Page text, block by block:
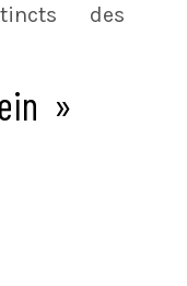
des
»